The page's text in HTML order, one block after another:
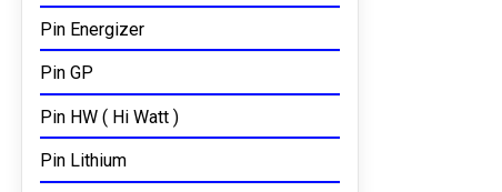
Pin Energizer
Pin GP
Pin HW ( Hi Watt )
Pin Lithium